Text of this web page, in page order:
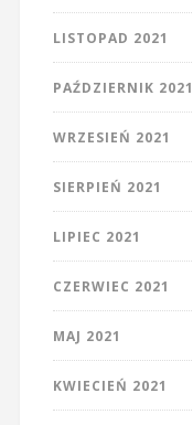
LISTOPAD 2021
PAŹDZIERNIK 2021
WRZESIEŃ 2021
SIERPIEŃ 2021
LIPIEC 2021
CZERWIEC 2021
MAJ 2021
KWIECIEŃ 2021